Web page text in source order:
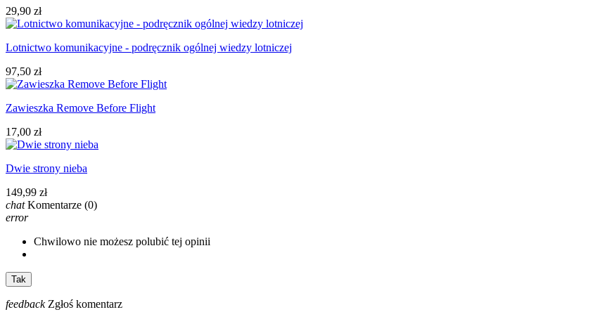
29,90 zł
Lotnictwo komunikacyjne - podręcznik ogólnej wiedzy lotniczej
97,50 zł
Zawieszka Remove Before Flight
17,00 zł
Dwie strony nieba
149,99 zł
chat Komentarze (0)
error
Chwilowo nie możesz polubić tej opinii
Tak
feedback Zgłoś komentarz